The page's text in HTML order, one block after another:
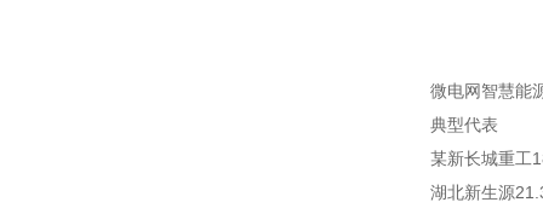
微电网智慧能
典型代表
某新长城重工
湖北新生源